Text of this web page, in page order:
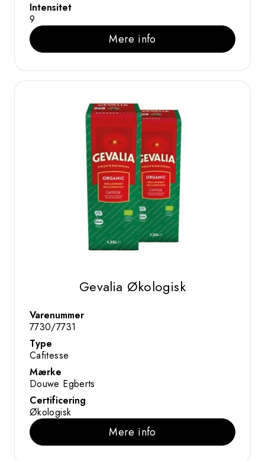
Intensitet
9
Mere info
Gevalia Økologisk
Varenummer
7730/7731
Type
Cafitesse
Mærke
Douwe Egberts
Certificering
Økologisk
Mere info